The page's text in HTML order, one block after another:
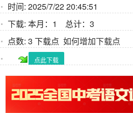
时间: 2025/7/22 20:45:51
下载: 本月：1 总计：3
点数: 3 下载点 如何增加下载点
点此下载